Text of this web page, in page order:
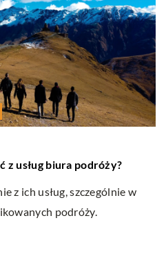
z usług biura podróży?
z ich usług, szczególnie w
podróży.